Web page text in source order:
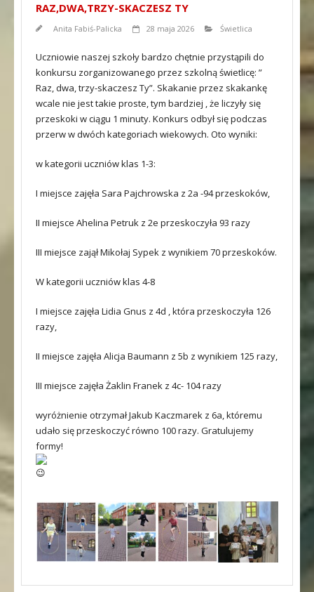
RAZ,DWA,TRZY-SKACZESZ TY
Anita Fabiś-Palicka 28 maja 2026 Świetlica
Uczniowie naszej szkoły bardzo chętnie przystąpili do
konkursu zorganizowanego przez szkolną świetlicę: ”
Raz, dwa, trzy-skaczesz Ty”. Skakanie przez skakankę
wcale nie jest takie proste, tym bardziej , że liczyły się
przeskoki w ciągu 1 minuty. Konkurs odbył się podczas
przerw w dwóch kategoriach wiekowych. Oto wyniki:
w kategorii uczniów klas 1-3:
I miejsce zajęła Sara Pajchrowska z 2a -94 przeskoków,
II miejsce Ahelina Petruk z 2e przeskoczyła 93 razy
III miejsce zajął Mikołaj Sypek z wynikiem 70 przeskoków.
W kategorii uczniów klas 4-8
I miejsce zajęła Lidia Gnus z 4d , która przeskoczyła 126
razy,
II miejsce zajęła Alicja Baumann z 5b z wynikiem 125 razy,
III miejsce zajęła Żaklin Franek z 4c- 104 razy
wyróżnienie otrzymał Jakub Kaczmarek z 6a, któremu
udało się przeskoczyć równo 100 razy. Gratulujemy
formy!